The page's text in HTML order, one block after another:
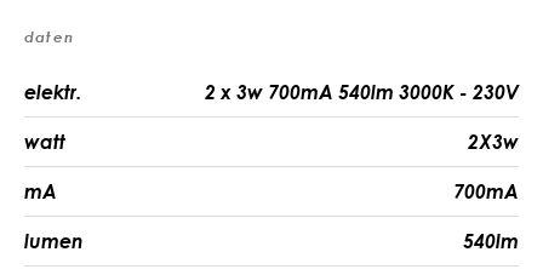
daten
elektr. 2 x 3w 700mA 540lm 3000K - 230V
watt 2X3w
mA 700mA
lumen 540lm